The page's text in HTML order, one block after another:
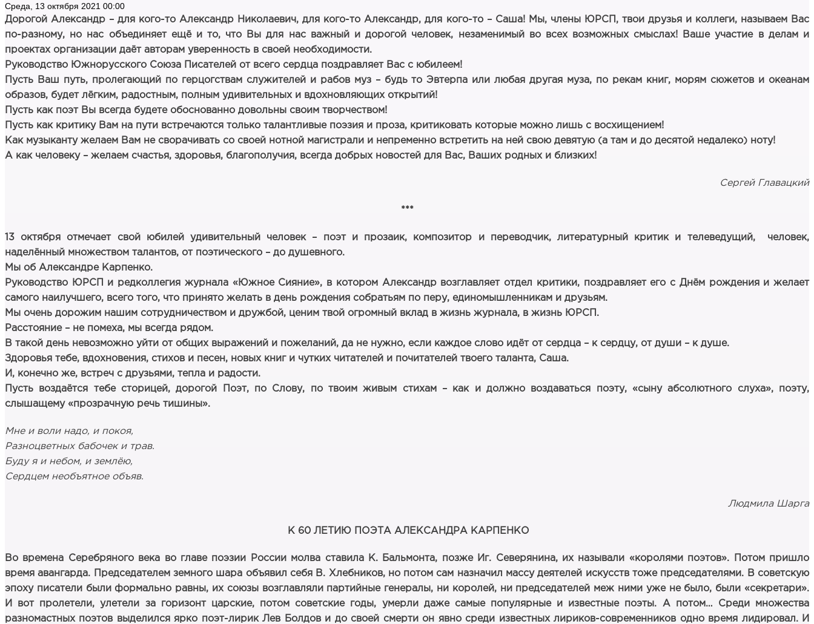
Среда, 13 октября 2021 00:00
Дорогой Александр – для кого-то Александр Николаевич, для кого-то Александр, для кого-то – Саша! Мы, члены ЮРСП, твои друзья и коллеги, называем Вас
по-разному, но нас объединяет ещё и то, что Вы для нас важный и дорогой человек, незаменимый во всех возможных смыслах! Ваше участие в делам и
проектах организации даёт авторам уверенность в своей необходимости.
Руководство Южнорусского Союза Писателей от всего сердца поздравляет Вас с юбилеем!
Пусть Ваш путь, пролегающий по герцогствам служителей и рабов муз – будь то Эвтерпа или любая другая муза, по рекам книг, морям сюжетов и океанам
образов, будет лёгким, радостным, полным удивительных и вдохновляющих открытий!
Пусть как поэт Вы всегда будете обоснованно довольны своим творчеством!
Пусть как критику Вам на пути встречаются только талантливые поэзия и проза, критиковать которые можно лишь с восхищением!
Как музыканту желаем Вам не сворачивать со своей нотной магистрали и непременно встретить на ней свою девятую (а там и до десятой недалеко) ноту!
А как человеку – желаем счастья, здоровья, благополучия, всегда добрых новостей для Вас, Ваших родных и близких!
Сергей Главацкий
***
13 октября отмечает свой юбилей удивительный человек – поэт и прозаик, композитор и переводчик, литературный критик и телеведущий, человек,
наделённый множеством талантов, от поэтического – до душевного.
Мы об Александре Карпенко.
Руководство ЮРСП и редколлегия журнала «Южное Сияние», в котором Александр возглавляет отдел критики, поздравляет его с Днём рождения и желает
самого наилучшего, всего того, что принято желать в день рождения собратьям по перу, единомышленникам и друзьям.
Мы очень дорожим нашим сотрудничеством и дружбой, ценим твой огромный вклад в жизнь журнала, в жизнь ЮРСП.
Расстояние – не помеха, мы всегда рядом.
В такой день невозможно уйти от общих выражений и пожеланий, да не нужно, если каждое слово идёт от сердца – к сердцу, от души – к душе.
Здоровья тебе, вдохновения, стихов и песен, новых книг и чутких читателей и почитателей твоего таланта, Саша.
И, конечно же, встреч с друзьями, тепла и радости.
Пусть воздаётся тебе сторицей, дорогой Поэт, по Слову, по твоим живым стихам – как и должно воздаваться поэту, «сыну абсолютного слуха», поэту,
слышащему «прозрачную речь тишины».
Мне и воли надо, и покоя,
Разноцветных бабочек и трав.
Буду я и небом, и землёю,
Сердцем необъятное объяв.
Людмила Шарга
К 60 ЛЕТИЮ ПОЭТА АЛЕКСАНДРА КАРПЕНКО
Во времена Серебряного века во главе поэзии России молва ставила К. Бальмонта, позже Иг. Северянина, их называли «королями поэтов». Потом пришло
время авангарда. Председателем земного шара объявил себя В. Хлебников, но потом сам назначил массу деятелей искусств тоже председателями. В советскую
эпоху писатели были формально равны, их союзы возглавляли партийные генералы, ни королей, ни председателей меж ними уже не было, были «секретари».
И вот пролетели, улетели за горизонт царские, потом советские годы, умерли даже самые популярные и известные поэты. А потом… Среди множества
разномастных поэтов выделился ярко поэт-лирик Лев Болдов и до своей смерти он явно среди известных лириков-современников одно время лидировал. И